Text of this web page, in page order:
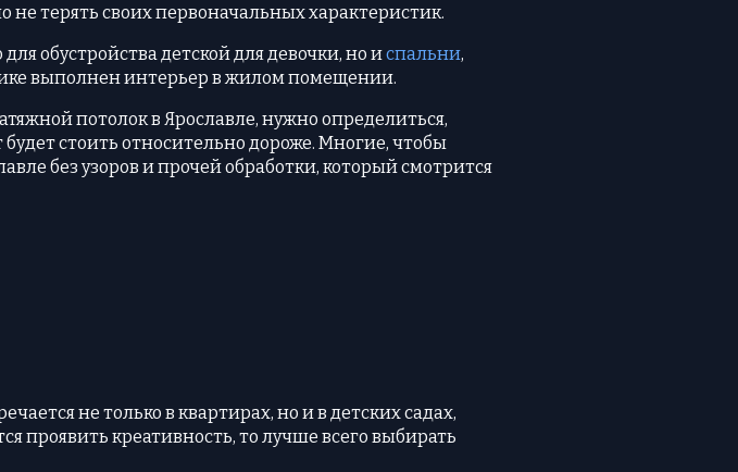
не терять своих первоначальных характеристик.
обустройства детской для девочки, но испальни,
выполнен интерьер в жилом помещении.
потолок в Ярославле, нужно определиться,
стоить относительно дороже. Многие, чтобы
без узоров и прочей обработки, который смотрится
не только в квартирах, но и в детских садах,
проявить креативность, то лучше всего выбирать